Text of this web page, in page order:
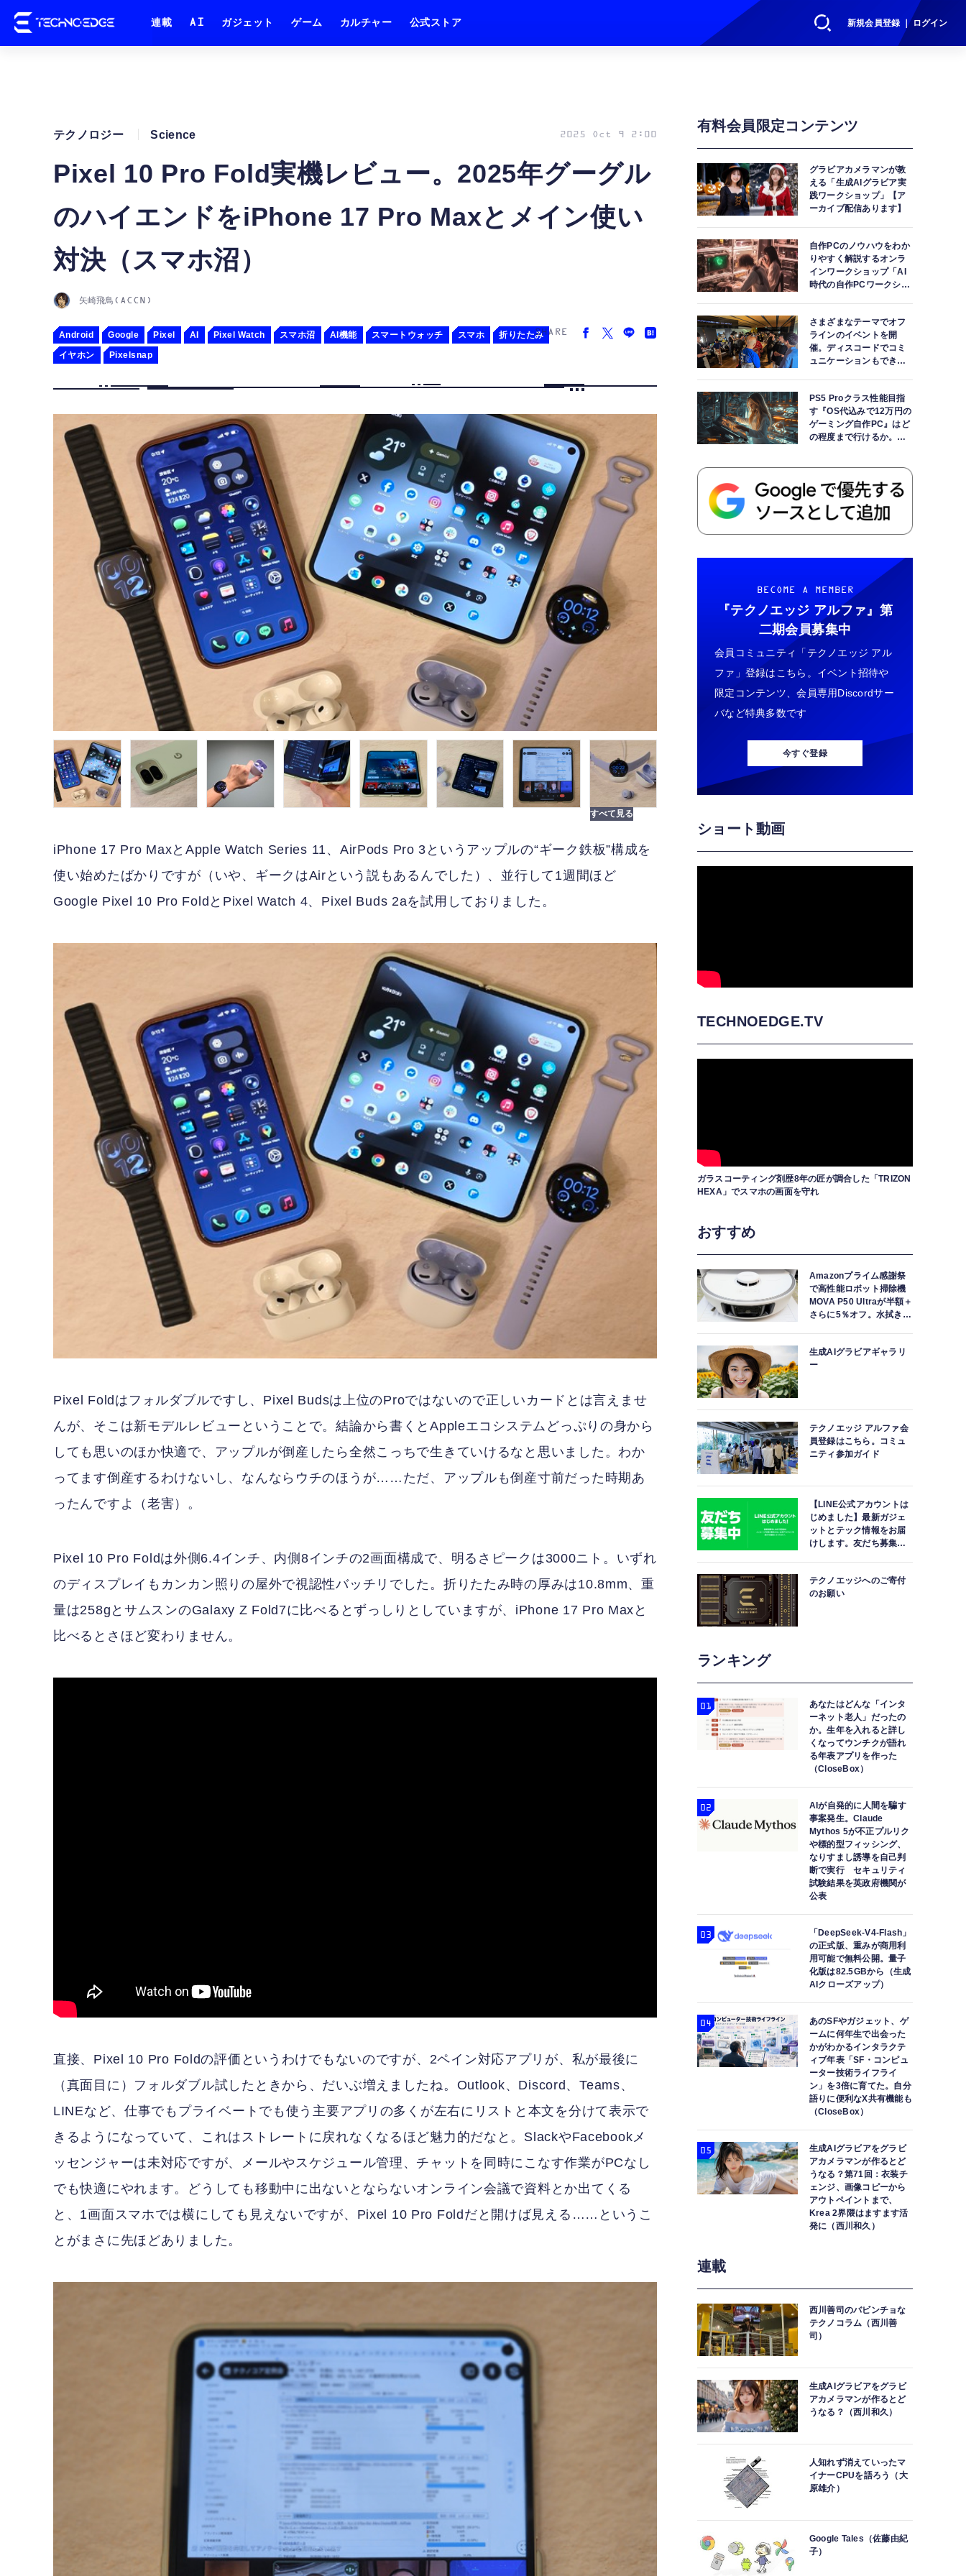
新規会員登録 ｜ ログイン
連載 AI ガジェット ゲーム カルチャー 公式ストア
Pixel 10 Pro Fold実機レビュー。2025年グーグル
のハイエンドをiPhone 17 Pro Maxとメイン使い
対決（スマホ沼）
テクノロジー Science 2025 Oct 9 2:00
矢崎飛鳥(ACCN)
Android Google Pixel AI Pixel Watch スマホ沼 AI機能 スマートウォッチ スマホ
折りたたみ
イヤホン
Pixelsnap
SHARE
iPhone 17 Pro MaxとApple Watch Series 11、AirPods Pro 3というアップルの“ギーク鉄板”構成を
使い始めたばかりですが（いや、ギークはAirという説もあるんでした）、並行して1週間ほど
Google Pixel 10 Pro FoldとPixel Watch 4、Pixel Buds 2aを試用しておりました。
Pixel Foldはフォルダブルですし、Pixel Budsは上位のProではないので正しいカードとは言えませ
んが、そこは新モデルレビューということで。結論から書くとAppleエコシステムどっぷりの身から
しても思いのほか快適で、アップルが倒産したら全然こっちで生きていけるなと思いました。わか
ってます倒産するわけないし、なんならウチのほうが……ただ、アップルも倒産寸前だった時期あ
ったんですよ（老害）。
Pixel 10 Pro Foldは外側6.4インチ、内側8インチの2画面構成で、明るさピークは3000ニト。いずれ
のディスプレイもカンカン照りの屋外で視認性バッチリでした。折りたたみ時の厚みは10.8mm、重
量は258gとサムスンのGalaxy Z Fold7に比べるとずっしりとしていますが、iPhone 17 Pro Maxと
比べるとさほど変わりません。
直接、Pixel 10 Pro Foldの評価というわけでもないのですが、2ペイン対応アプリが、私が最後に
（真面目に）フォルダブル試したときから、だいぶ増えましたね。Outlook、Discord、Teams、
LINEなど、仕事でもプライベートでも使う主要アプリの多くが左右にリストと本文を分けて表示で
きるようになっていて、これはストレートに戻れなくなるほど魅力的だなと。SlackやFacebookメ
ッセンジャーは未対応ですが、メールやスケジュール管理、チャットを同時にこなす作業がPCなし
でも快適にやれます。どうしても移動中に出ないとならないオンライン会議で資料とか出てくる
と、1画面スマホでは横にしても見えないですが、Pixel 10 Pro Foldだと開けば見える……というこ
とがまさに先ほどありました。
有料会員限定コンテンツ
グラビアカメラマンが教
える「生成AIグラビア実
践ワークショップ」【ア
ーカイブ配信あります】
自作PCのノウハウをわか
りやすく解説するオンラ
インワークショップ「AI
時代の自作PCワークショ
さまざまなテーマでオフ
ラインのイベントを開
催。ディスコードでコミ
ュニケーションもできま
PS5 Proクラス性能目指
す『OS代込みで12万円の
ゲーミング自作PC』はど
の程度まで行けるか。
BECOME A MEMBER
『テクノエッジ アルファ』 第
二期会員募集中
会員コミュニティ「テクノエッジ アル
ファ」登録はこちら。イベント招待や
限定コンテンツ、会員専用Discordサー
バなど特典多数です
今すぐ登録
ショート動画
TECHNOEDGE.TV
ガラスコーティング剤歴8年の匠が調合した「TRIZON
HEXA」でスマホの画面を守れ
おすすめ
Amazonプライム感謝祭
で高性能ロボット掃除機
MOVA P50 Ultraが半額＋
さらに5％オフ。水拭きモ
生成AIグラビアギャラリ
ー
テクノエッジ アルファ会
員登録はこちら。コミュ
ニティ参加ガイド
【LINE公式アカウントは
じめました】最新ガジェ
ットとテック情報をお届
けします。友だち募集
テクノエッジへのご寄付
のお願い
ランキング
あなたはどんな「インタ
ーネット老人」だったの
か。生年を入れると詳し
くなってウンチクが語れ
る年表アプリを作った
（CloseBox）
AIが自発的に人間を騙す
事案発生。Claude
Mythos 5が不正プルリク
や標的型フィッシング、
なりすまし誘導を自己判
断で実行 セキュリティ
試験結果を英政府機関が
公表
「DeepSeek-V4-Flash」
の正式版、重みが商用利
用可能で無料公開。量子
化版は82.5GBから（生成
AIクローズアップ）
あのSFやガジェット、ゲ
ームに何年生で出会った
かがわかるインタラクテ
ィブ年表「SF・コンピュ
ーター技術ライフライ
ン」を3倍に育てた。自分
語りに便利なX共有機能も
（CloseBox）
生成AIグラビアをグラビ
アカメラマンが作るとど
うなる？第71回：衣装チ
ェンジ、画像コピーから
アウトペイントまで、
Krea 2界隈はますます活
発に（西川和久）
連載
西川善司のバビンチョな
テクノコラム（西川善
司）
生成AIグラビアをグラビ
アカメラマンが作るとど
うなる？（西川和久）
人知れず消えていったマ
イナーCPUを語ろう（大
原雄介）
Google Tales（佐藤由紀
子）